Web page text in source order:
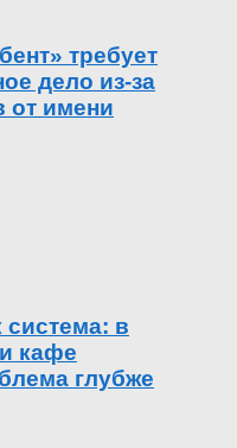
требует
дело из-за
от имени
система: в
кафе
глубже